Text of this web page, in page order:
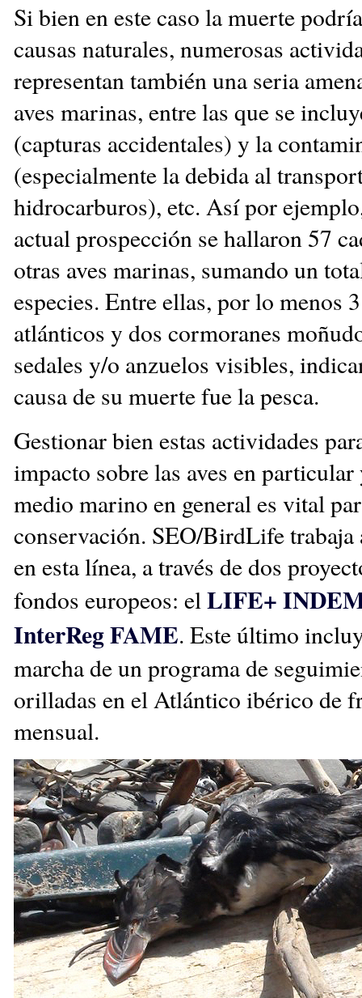
Si bien en este caso la muerte
causas naturales, numerosas
representan también una seria
aves marinas, entre las que se
(capturas accidentales) y la
(especialmente la debida al
hidrocarburos), etc. Así por
actual prospección se hallaron 57
otras aves marinas, sumando un
especies. Entre ellas, por lo menos
atlánticos y dos cormoranes
sedales y/o anzuelos visibles,
causa de su muerte fue la pesca.
Gestionar bien estas actividades
impacto sobre las aves en
medio marino en general es vital
conservación. SEO/BirdLife trabaja
en esta línea, a través de dos
fondos europeos: elLIFE+
InterReg FAME. Este último
marcha de un programa de
orilladas en el Atlántico ibérico de
mensual.